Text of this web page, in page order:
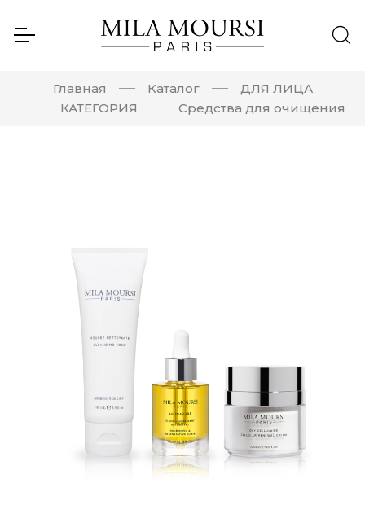
Главная Каталог
ДЛЯ ЛИЦА
КАТЕГОРИЯ
Средства для очищения